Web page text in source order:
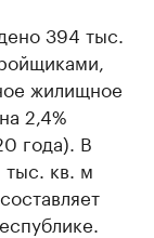
394 тыс.
жилищное
2,4%
года). В
тыс. кв. м